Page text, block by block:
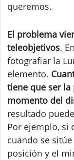
queremos.
El problema
teleobjetivos.
fotografiar la
elemento.
tiene que ser la
momento del
resultado
Por ejemplo, si
cuando se
posición y el